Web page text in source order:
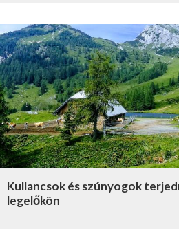
Kullancsok és szúnyogok
legelőkön